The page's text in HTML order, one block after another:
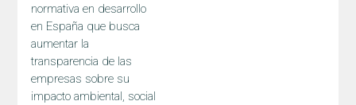
normativa en desarrollo
en España que busca
aumentar la
transparencia de las
empresas sobre su
impacto ambiental, social